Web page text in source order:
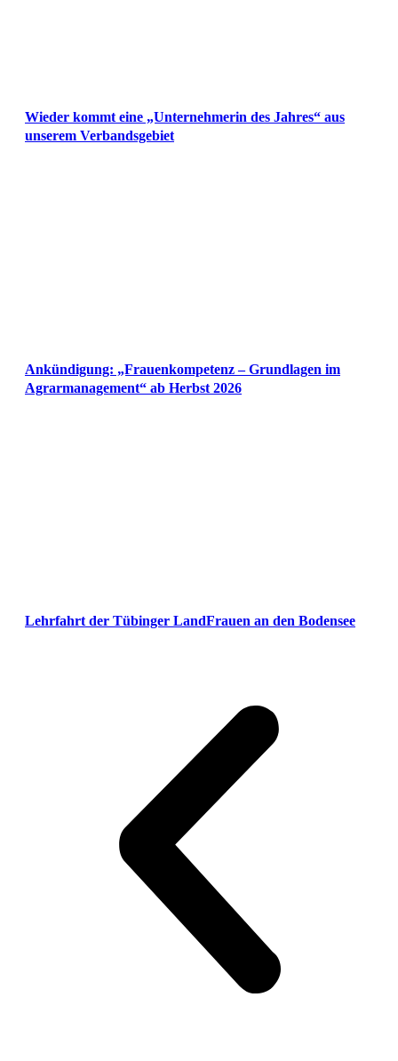
Wieder kommt eine „Unternehmerin des Jahres“ aus
unserem Verbandsgebiet
Ankündigung: „Frauenkompetenz – Grundlagen im
Agrarmanagement“ ab Herbst 2026
Lehrfahrt der Tübinger LandFrauen an den Bodensee